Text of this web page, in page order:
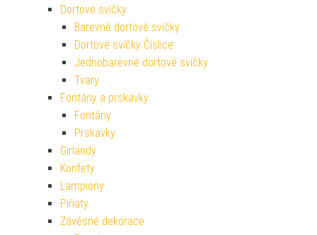
Dortové svíčky
Barevné dortové svíčky
Dortové svíčky Číslice
Jednobarevné dortové svíčky
Tvary
Fontány a prskavky
Fontány
Prskavky
Girlandy
Konfety
Lampiony
Piňaty
Závěsné dekorace